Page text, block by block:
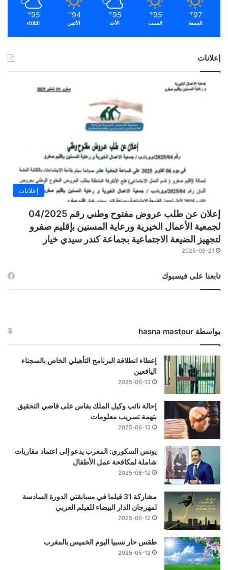
97
℉
الجمعة
95
℉
السبت
95
℉
الأحد
94
℉
الأثنين
95
℉
الثلاثاء
إعلانات
إعلانات
إعلان عن طلب عروض مفتوح وطني رقم 04/2025
لجمعية الأعمال الخيرية ورعاية المسنين بإقليم صفرو
لتجهيز الضيعة الاجتماعية بجماعة كندر سيدي خيار
2025-09-21
تابعنا على فيسبوك
بواسطة hasna mastour
إعطاء انطلاقة البرنامج التأهيلي الخاص بالسجناء
اليافعين
2025-06-13
إحالة نائب وكيل الملك بفاس على قاضي التحقيق
بتهمة تسريب معلومات
2025-06-13
يونس السكوري: المغرب يدعو إلى اعتماد مقاربات
شاملة لمكافحة عمل الأطفال
2025-06-12
مشاركة 31 فيلما في مسابقتي الدورة السادسة
لمهرجان الدار البيضاء للفيلم العربي
2025-06-12
طقس حار نسبيا اليوم الخميس بالمغرب
2025-06-12